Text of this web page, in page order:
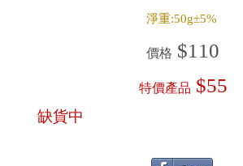
淨重:50g±5%
價格 $110
特價產品 $55
缺貨中